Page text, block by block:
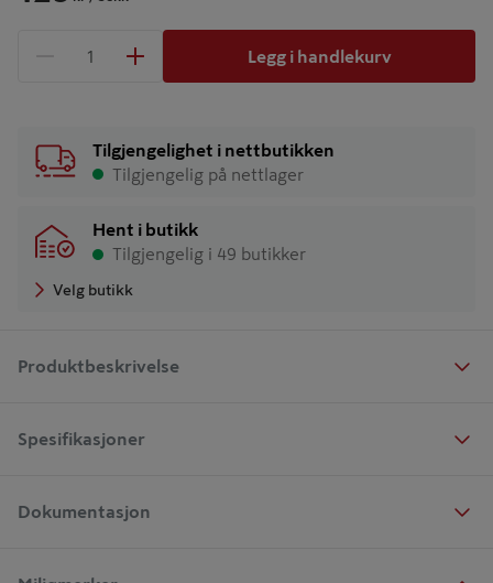
1 produkter
Legg i handlekurv
Tilgjengelighet i nettbutikken
Tilgjengelig på nettlager
Hent i butikk
Tilgjengelig i 49 butikker
Velg butikk
Produktbeskrivelse
Spesifikasjoner
Dokumentasjon